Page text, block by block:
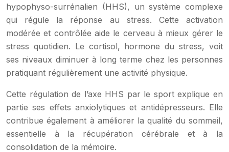
hypophyso-surrénalien (HHS), un système complexe
qui régule la réponse au stress. Cette activation
modérée et contrôlée aide le cerveau à mieux gérer le
stress quotidien. Le cortisol, hormone du stress, voit
ses niveaux diminuer à long terme chez les personnes
pratiquant régulièrement une activité physique.
Cette régulation de l’axe HHS par le sport explique en
partie ses effets anxiolytiques et antidépresseurs. Elle
contribue également à améliorer la qualité du sommeil,
essentielle à la récupération cérébrale et à la
consolidation de la mémoire.